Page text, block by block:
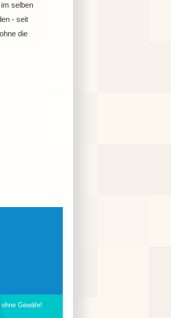
selben
- seit
die
Gewähr!